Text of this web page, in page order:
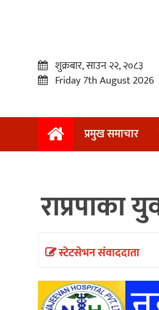
प्रमुख
राजनीति
समाचार
अन्तर्वार्ता
शुक्रबार, साउन २२, २०८३
Friday 7th August 2026
प्रमुख समाचार
राप्रपाका
स्टेटसेभन संवाददाता